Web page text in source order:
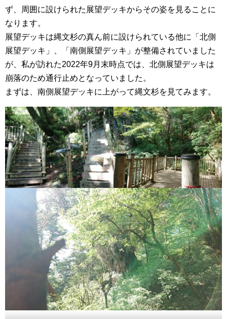
ず、周囲に設けられた展望デッキからその姿を見ることに
なります。
展望デッキは縄文杉の真ん前に設けられている他に「北側
展望デッキ」、「南側展望デッキ」が整備されていました
が、私が訪れた2022年9月末時点では、北側展望デッキは
崩落のため通行止めとなっていました。
まずは、南側展望デッキに上がって縄文杉を見てみます。